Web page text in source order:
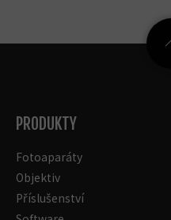
PRODUKTY
Fotoaparáty
Objektiv
Příslušenství